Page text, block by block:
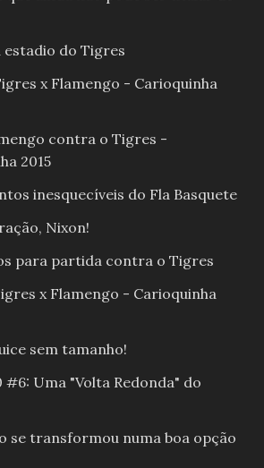
do Tigres
x Flamengo - Carioquinha
contra o Tigres -
2015
inesquecíveis do Fla Basquete
Nixon!
para partida contra o Tigres
x Flamengo - Carioquinha
sem tamanho!
#6: Uma "Volta Redonda" do
se transformou numa boa opção